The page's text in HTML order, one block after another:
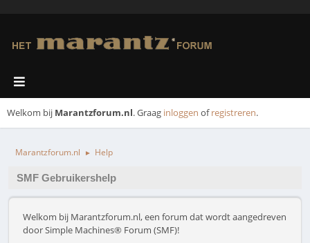
Welkom bij Marantzforum.nl. Graag inloggen ofregistreren.
Marantzforum.nl ► Help
SMF Gebruikershelp
Welkom bij Marantzforum.nl, een forum dat wordt aangedreven
door Simple Machines® Forum (SMF)!